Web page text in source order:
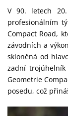
V 90. letech
profesionálním
Compact Road,
závodních a
skloněná od
zadní
Geometrie
posedu, což